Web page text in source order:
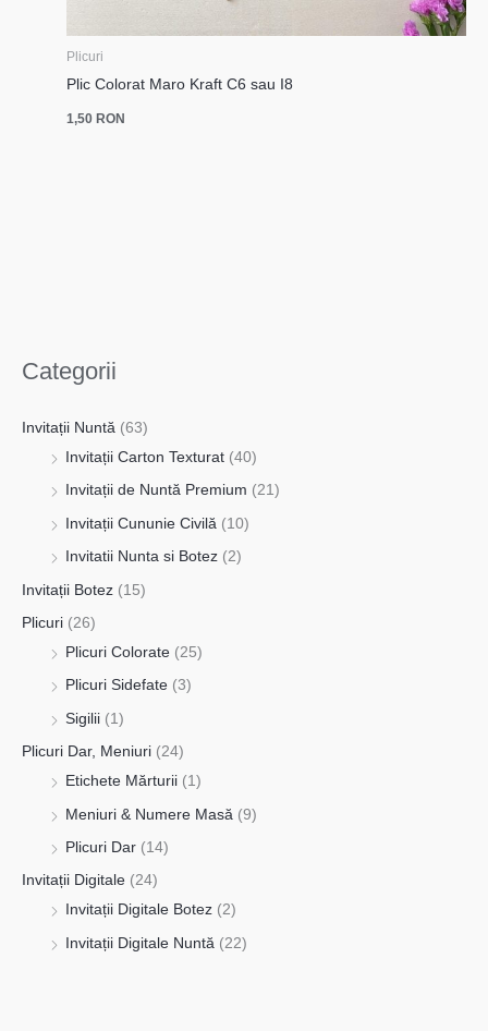
Categorii
Invitații Nuntă (63)
Invitații Carton Texturat (40)
Invitații de Nuntă Premium (21)
Invitații Cununie Civilă (10)
Invitatii Nunta si Botez (2)
Invitații Botez (15)
Plicuri (26)
Plicuri Colorate (25)
Plicuri Sidefate (3)
Sigilii (1)
Plicuri Dar, Meniuri (24)
Etichete Mărturii (1)
Meniuri & Numere Masă (9)
Plicuri Dar (14)
Invitații Digitale (24)
Invitații Digitale Botez (2)
Invitații Digitale Nuntă (22)
Plicuri
Plic Colorat Maro Kraft C6 sau I8
1,50 RON